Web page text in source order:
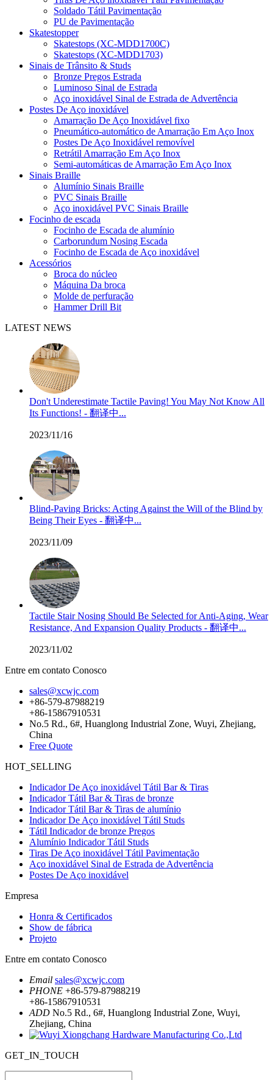
Soldado Tátil Pavimentação
PU de Pavimentação
Skatestopper
Skatestops (XC-MDD1700C)
Skatestops (XC-MDD1703)
Sinais de Trânsito & Studs
Bronze Pregos Estrada
Luminoso Sinal de Estrada
Aço inoxidável Sinal de Estrada de Advertência
Postes De Aço inoxidável
Amarração De Aço Inoxidável fixo
Pneumático-automático de Amarração Em Aço Inox
Postes De Aço Inoxidável removível
Retrátil Amarração Em Aço Inox
Semi-automáticas de Amarração Em Aço Inox
Sinais Braille
Alumínio Sinais Braille
PVC Sinais Braille
Aço inoxidável PVC Sinais Braille
Focinho de escada
Focinho de Escada de alumínio
Carborundum Nosing Escada
Focinho de Escada de Aço inoxidável
Acessórios
Broca do núcleo
Máquina Da broca
Molde de perfuração
Hammer Drill Bit
LATEST NEWS
Don't Underestimate Tactile Paving! You May Not Know All
Its Functions! - 翻译中...
2023/11/16
Blind-Paving Bricks: Acting Against the Will of the Blind by
Being Their Eyes - 翻译中...
2023/11/09
Tactile Stair Nosing Should Be Selected for Anti-Aging, Wear
Resistance, And Expansion Quality Products - 翻译中...
2023/11/02
Entre em contato Conosco
sales@xcwjc.com
+86-579-87988219
+86-15867910531
No.5 Rd., 6#, Huanglong Industrial Zone, Wuyi, Zhejiang,
China
Free Quote
HOT_SELLING
Indicador De Aço inoxidável Tátil Bar & Tiras
Indicador Tátil Bar & Tiras de bronze
Indicador Tátil Bar & Tiras de alumínio
Indicador De Aço inoxidável Tátil Studs
Tátil Indicador de bronze Pregos
Alumínio Indicador Tátil Studs
Tiras De Aço inoxidável Tátil Pavimentação
Aço inoxidável Sinal de Estrada de Advertência
Postes De Aço inoxidável
Empresa
Honra & Certificados
Show de fábrica
Projeto
Entre em contato Conosco
Email sales@xcwjc.com
PHONE +86-579-87988219
+86-15867910531
ADD No.5 Rd., 6#, Huanglong Industrial Zone, Wuyi,
Zhejiang, China
GET_IN_TOUCH